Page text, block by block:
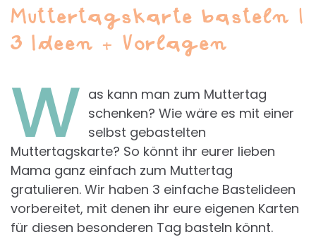
Muttertagskarte basteln |
3 Ideen + Vorlagen
W as kann man zum Muttertag
schenken? Wie wäre es mit einer
selbst gebastelten
Muttertagskarte? So könnt ihr eurer lieben
Mama ganz einfach zum Muttertag
gratulieren. Wir haben 3 einfache Bastelideen
vorbereitet, mit denen ihr eure eigenen Karten
für diesen besonderen Tag basteln könnt.